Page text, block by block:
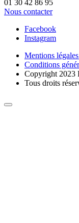
01 30 42 86 95
Nous contacter
Facebook
Instagram
Mentions
Conditions
Copyright 2023
Tous droits